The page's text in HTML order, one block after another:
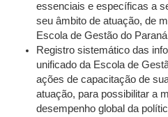
essenciais e específicas a
seu âmbito de atuação, de
Escola de Gestão do
Registro sistemático das
unificado da Escola de
ações de capacitação de
atuação, para possibilitar a
desempenho global da